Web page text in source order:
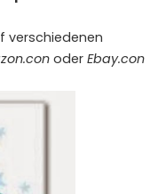
verschiedenen
oder Ebay.con